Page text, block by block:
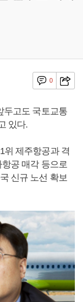
0
두고도 국토교통
있다.
위 제주항공과 격
공 매각 등으로
신규 노선 확보